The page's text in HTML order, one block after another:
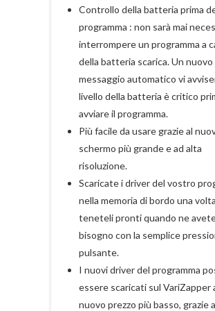
Controllo della batteria prima
programma : non sarà mai
interrompere un programma a
della batteria scarica. Un nuovo
messaggio automatico vi
livello della batteria è critico
avviare il programma.
Più facile da usare grazie al
schermo più grande e ad alta
risoluzione.
Scaricate i driver del vostro
nella memoria di bordo una
teneteli pronti quando ne
bisogno con la semplice
pulsante.
I nuovi driver del programma
essere scaricati sul VariZapper
nuovo prezzo più basso, grazie